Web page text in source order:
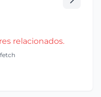
relacionados.